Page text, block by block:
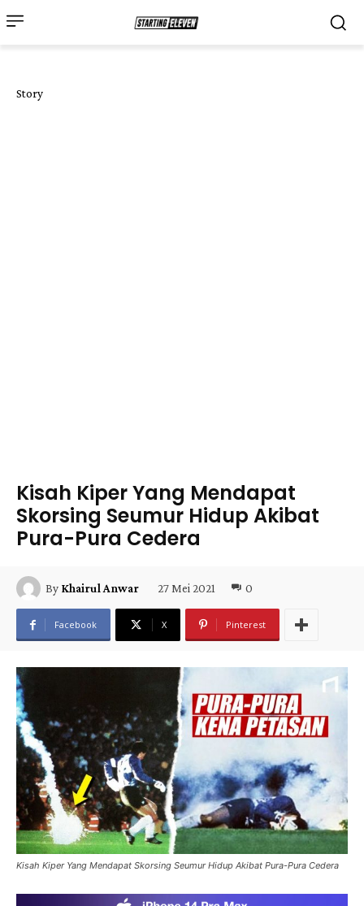
Story
Kisah Kiper Yang Mendapat
Skorsing Seumur Hidup Akibat
Pura-Pura Cedera
By Khairul Anwar 27 Mei 2021 0
Facebook X Pinterest
Kisah Kiper Yang Mendapat Skorsing Seumur Hidup Akibat Pura-Pura Cedera